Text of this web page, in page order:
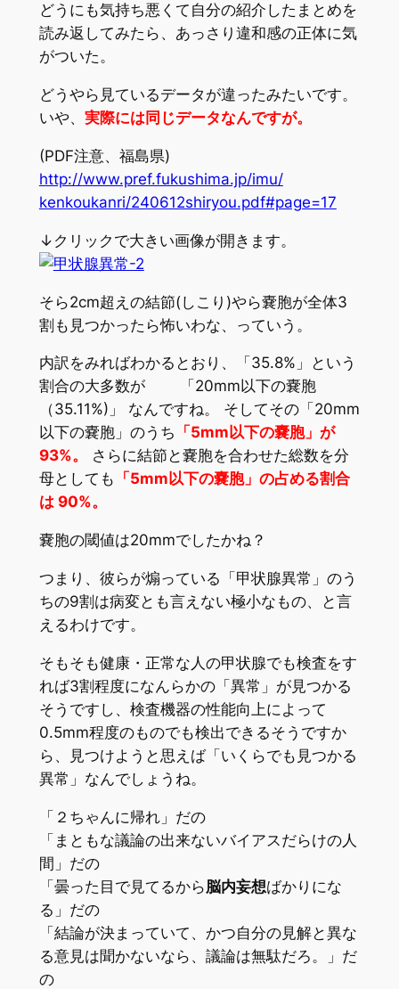
どうにも気持ち悪くて自分の紹介したまとめを
読み返してみたら、あっさり違和感の正体に気
がついた。
どうやら見ているデータが違ったみたいです。
いや、 実際には同じデータなんですが。
(PDF注意、福島県)
http://www.pref.fukushima.jp/imu/
kenkoukanri/240612shiryou.pdf#page=17
↓クリックで大きい画像が開きます。
そら2cm超えの結節(しこり)やら嚢胞が全体3
割も見つかったら怖いわな、っていう。
内訳をみればわかるとおり、「35.8%」という
割合の大多数が 「20mm以下の嚢胞
（35.11%)」 なんですね。 そしてその「20mm
以下の嚢胞」のうち 「5mm以下の嚢胞」が
93%。
さらに結節と嚢胞を合わせた総数を分
母としても 「5mm以下の嚢胞」の占める割合
は 90%。
嚢胞の閾値は20mmでしたかね？
つまり、彼らが煽っている「甲状腺異常」のう
ちの9割は病変とも言えない極小なもの、と言
えるわけです。
そもそも健康・正常な人の甲状腺でも検査をす
れば3割程度になんらかの「異常」が見つかる
そうですし、検査機器の性能向上によって
0.5mm程度のものでも検出できるそうですか
ら、見つけようと思えば「いくらでも見つかる
異常」なんでしょうね。
「２ちゃんに帰れ」だの
「まともな議論の出来ないバイアスだらけの人
間」だの
「曇った目で見てるから脳内妄想ばかりにな
る」だの
「結論が決まっていて、かつ自分の見解と異な
る意見は聞かないなら、議論は無駄だろ。」だ
の